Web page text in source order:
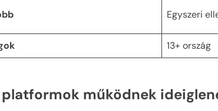
Egyszeri
13+ ország
működnek